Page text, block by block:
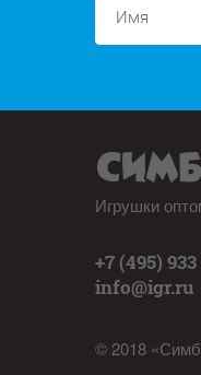
Игрушки
+7 (495)
info@igr.ru
© 2018